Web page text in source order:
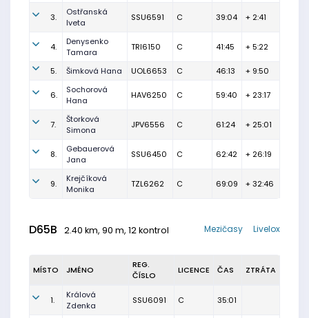
3.
Ostřanská
Iveta
SSU6591 C 39:04 + 2:41
4.
Denysenko
Tamara
TRI6150 C 41:45 + 5:22
5. Šimková Hana UOL6653 C 46:13 + 9:50
6.
Sochorová
Hana
HAV6250 C 59:40 + 23:17
7.
Štorková
Simona
JPV6556 C 61:24 + 25:01
8.
Gebauerová
Jana
SSU6450 C 62:42 + 26:19
9.
Krejčíková
Monika
TZL6262 C 69:09 + 32:46
D65B 2.40 km, 90 m, 12 kontrol Livelox
Mezičasy
MÍSTO JMÉNO
REG.
ČÍSLO
LICENCE ČAS ZTRÁTA
1.
Králová
Zdenka
SSU6091 C 35:01